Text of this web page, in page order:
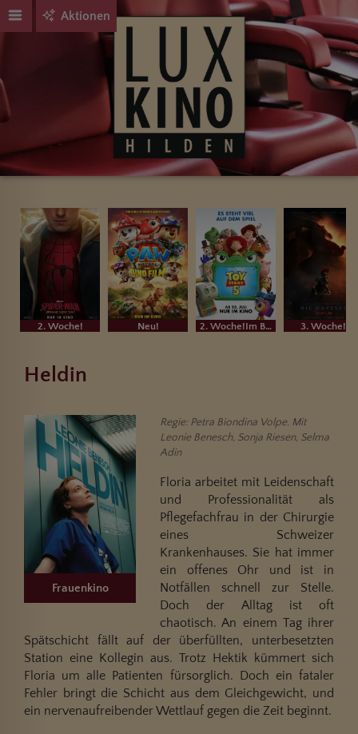
Aktionen
2. Woche! Neu! 2. Woche!Im Bundesstart 3. Woche!
Heldin
Frauenkino
Regie: Petra Biondina Volpe. Mit
Leonie Benesch, Sonja Riesen, Selma
Adin
Floria arbeitet mit Leidenschaft
und Professionalität als
Pflegefachfrau in der Chirurgie
eines Schweizer
Krankenhauses. Sie hat immer
ein offenes Ohr und ist in
Notfällen schnell zur Stelle.
Doch der Alltag ist oft
chaotisch. An einem Tag ihrer
Spätschicht fällt auf der überfüllten, unterbesetzten
Station eine Kollegin aus. Trotz Hektik kümmert sich
Floria um alle Patienten fürsorglich. Doch ein fataler
Fehler bringt die Schicht aus dem Gleichgewicht, und
ein nervenaufreibender Wettlauf gegen die Zeit beginnt.